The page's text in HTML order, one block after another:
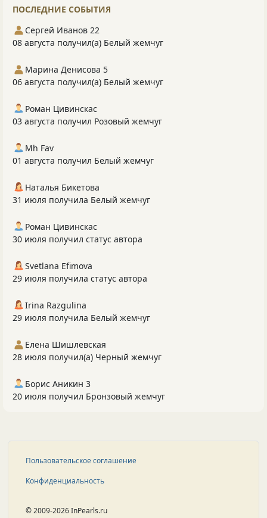
ПОСЛЕДНИЕ СОБЫТИЯ
Сергей Иванов 22
08 августа получил(а) Белый жемчуг
Марина Денисова 5
06 августа получил(а) Белый жемчуг
Роман Цивинскас
03 августа получил Розовый жемчуг
Mh Fav
01 августа получил Белый жемчуг
Наталья Бикетова
31 июля получила Белый жемчуг
Роман Цивинскас
30 июля получил статус автора
Svetlana Efimova
29 июля получила статус автора
Irina Razgulina
29 июля получила Белый жемчуг
Елена Шишлевская
28 июля получил(а) Черный жемчуг
Борис Аникин 3
20 июля получил Бронзовый жемчуг
Пользовательское соглашение
Конфиденциальность
© 2009-2026 InPearls.ru